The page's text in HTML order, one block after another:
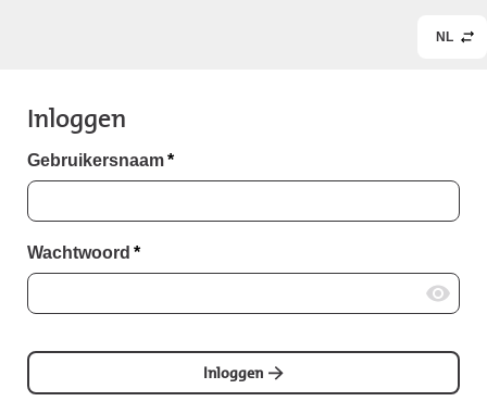
NL
Inloggen
Gebruikersnaam*
Wachtwoord *
Inloggen